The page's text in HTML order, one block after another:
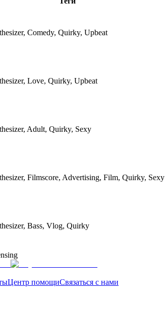
Comedy, Quirky, Upbeat
Love, Quirky, Upbeat
Adult, Quirky, Sexy
Filmscore, Advertising, Film, Quirky, Sexy
Bass, Vlog, Quirky
Центр помощиСвязаться с нами